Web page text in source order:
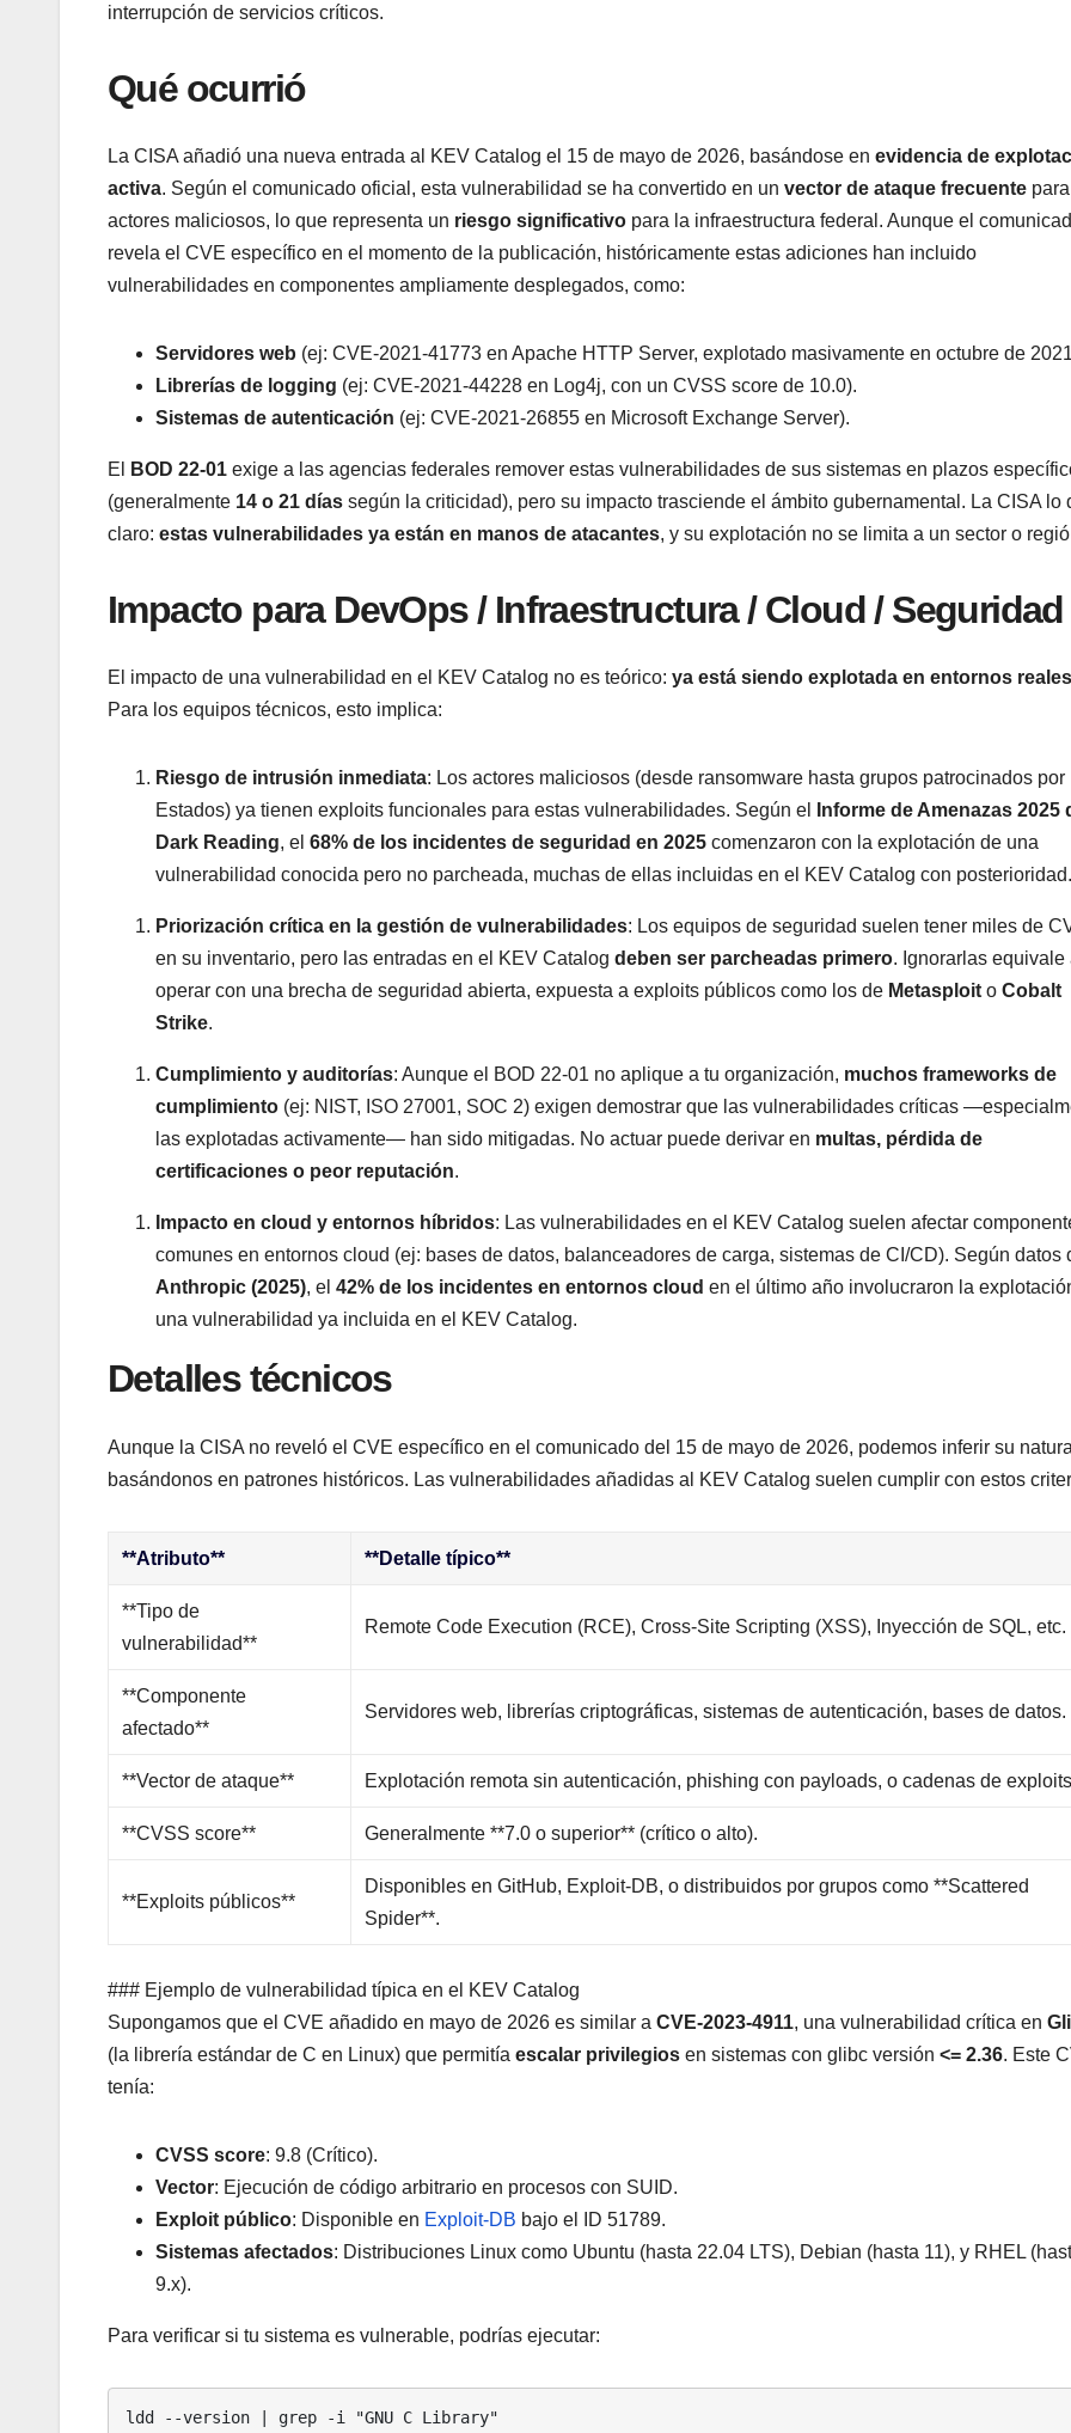
interrupción de servicios críticos.
Qué ocurrió
La CISA añadió una nueva entrada al KEV Catalog el 15 de mayo de 2026, basándose en evidencia de
activa. Según el comunicado oficial, esta vulnerabilidad se ha convertido en un vector de ataque frecuente para
actores maliciosos, lo que representa un riesgo significativo para la infraestructura federal. Aunque el
revela el CVE específico en el momento de la publicación, históricamente estas adiciones han incluido
vulnerabilidades en componentes ampliamente desplegados, como:
Servidores web (ej: CVE-2021-41773 en Apache HTTP Server, explotado masivamente en octubre de
Librerías de logging (ej: CVE-2021-44228 en Log4j, con un CVSS score de 10.0).
Sistemas de autenticación (ej: CVE-2021-26855 en Microsoft Exchange Server).
El BOD 22-01 exige a las agencias federales remover estas vulnerabilidades de sus sistemas en plazos
(generalmente 14 o 21 días según la criticidad), pero su impacto trasciende el ámbito gubernamental. La CISA lo
claro: estas vulnerabilidades ya están en manos de atacantes, y su explotación no se limita a un sector o
Impacto para DevOps / Infraestructura / Cloud / Seguridad
El impacto de una vulnerabilidad en el KEV Catalog no es teórico: ya está siendo explotada en entornos reales
Para los equipos técnicos, esto implica:
Riesgo de intrusión inmediata: Los actores maliciosos (desde ransomware hasta grupos patrocinados por
Estados) ya tienen exploits funcionales para estas vulnerabilidades. Según el
Informe de Amenazas 2025
Dark Reading, el 68% de los incidentes de seguridad en 2025 comenzaron con la explotación de una
vulnerabilidad conocida pero no parcheada, muchas de ellas incluidas en el KEV Catalog con posterioridad.
Priorización crítica en la gestión de vulnerabilidades: Los equipos de seguridad suelen tener miles de
en su inventario, pero las entradas en el KEV Catalog deben ser parcheadas primero. Ignorarlas equivale
operar con una brecha de seguridad abierta, expuesta a exploits públicos como los de Metasploito Cobalt
Strike.
Cumplimiento y auditorías: Aunque el BOD 22-01 no aplique a tu organización, muchos frameworks de
cumplimiento (ej: NIST, ISO 27001, SOC 2) exigen demostrar que las vulnerabilidades críticas
las explotadas activamente— han sido mitigadas. No actuar puede derivar en multas, pérdida de
certificaciones o peor reputación.
Impacto en cloud y entornos híbridos: Las vulnerabilidades en el KEV Catalog suelen afectar
comunes en entornos cloud (ej: bases de datos, balanceadores de carga, sistemas de CI/CD). Según datos
Anthropic (2025), el 42% de los incidentes en entornos cloud en el último año involucraron la
una vulnerabilidad ya incluida en el KEV Catalog.
Detalles técnicos
Aunque la CISA no reveló el CVE específico en el comunicado del 15 de mayo de 2026, podemos inferir su
basándonos en patrones históricos. Las vulnerabilidades añadidas al KEV Catalog suelen cumplir con estos
**Atributo** **Detalle típico**
**Tipo de
vulnerabilidad**
Remote Code Execution (RCE), Cross-Site Scripting (XSS), Inyección de SQL, etc.
**Componente
afectado**
Servidores web, librerías criptográficas, sistemas de autenticación, bases de datos.
**Vector de ataque** Explotación remota sin autenticación, phishing con payloads, o cadenas de
**CVSS score** Generalmente **7.0 o superior** (crítico o alto).
**Exploits públicos**
Disponibles en GitHub, Exploit-DB, o distribuidos por grupos como **Scattered
Spider**.
### Ejemplo de vulnerabilidad típica en el KEV Catalog
Supongamos que el CVE añadido en mayo de 2026 es similar a CVE-2023-4911, una vulnerabilidad crítica en
(la librería estándar de C en Linux) que permitía escalar privilegios en sistemas con glibc versión <= 2.36. Este
tenía:
CVSS score: 9.8 (Crítico).
Vector: Ejecución de código arbitrario en procesos con SUID.
Exploit público: Disponible en Exploit-DB bajo el ID 51789.
Sistemas afectados: Distribuciones Linux como Ubuntu (hasta 22.04 LTS), Debian (hasta 11), y RHEL
9.x).
Para verificar si tu sistema es vulnerable, podrías ejecutar:
ldd --version | grep -i "GNU C Library"